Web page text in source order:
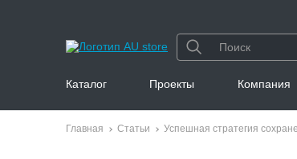
Каталог Проекты Компания
Главная Статьи Успешная стратегия